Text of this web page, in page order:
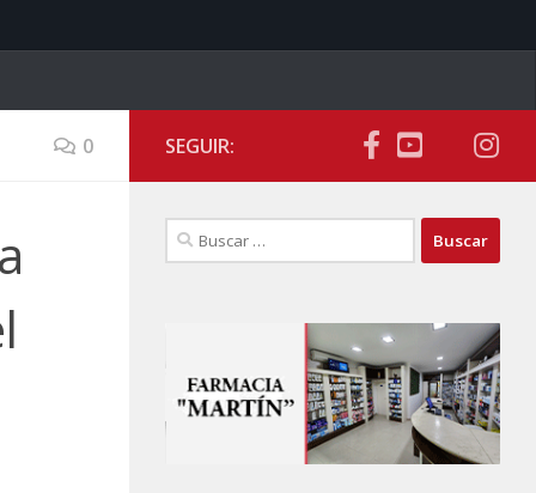
0 SEGUIR:
Buscar: